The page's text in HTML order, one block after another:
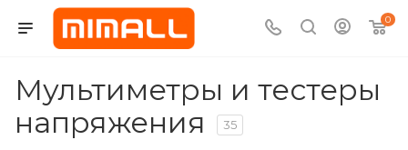
0
Мультиметры и тестеры
напряжения
35